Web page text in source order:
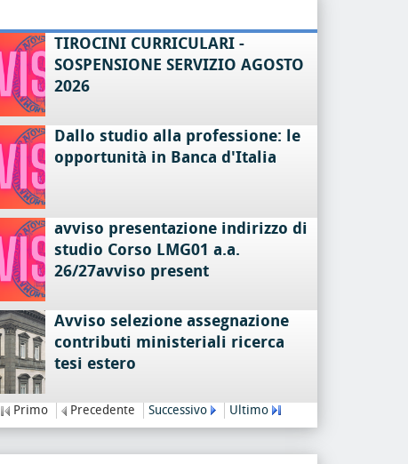
TIROCINI CURRICULARI -
SOSPENSIONE SERVIZIO AGOSTO
2026
Dallo studio alla professione: le
opportunità in Banca d'Italia
avviso presentazione indirizzo di
studio Corso LMG01 a.a.
26/27avviso present
Avviso selezione assegnazione
contributi ministeriali ricerca
tesi estero
Primo Precedente Successivo Ultimo